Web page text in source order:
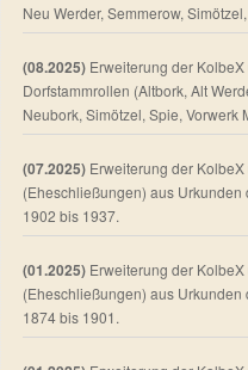
Neu Werder, Semmerow,
(08.2025) Erweiterung der
Dorfstammrollen (Altbork, Alt
Neubork, Simötzel, Spie, Vorwerk
(07.2025) Erweiterung der
(Eheschließungen) aus Urkunden
1902 bis 1937.
(01.2025) Erweiterung der
(Eheschließungen) aus Urkunden
1874 bis 1901.